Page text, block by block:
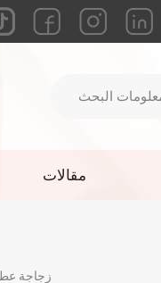
مقالات
زجاجة عطر